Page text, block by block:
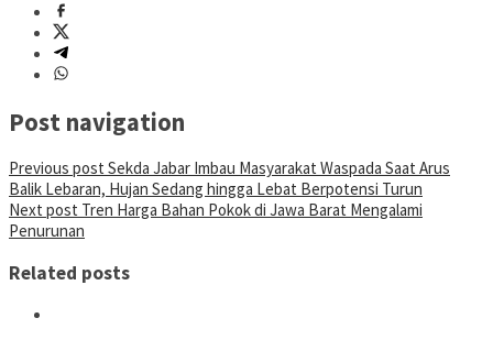
Post navigation
Previous post Sekda Jabar Imbau Masyarakat Waspada Saat Arus
Balik Lebaran, Hujan Sedang hingga Lebat Berpotensi Turun
Next post Tren Harga Bahan Pokok di Jawa Barat Mengalami
Penurunan
Related posts